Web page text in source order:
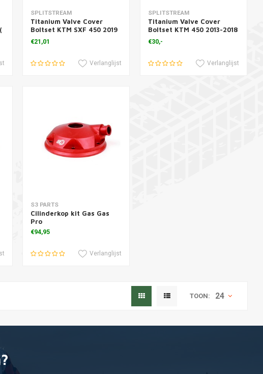
Meer informatie
SPLITSTREAM
Titanium Valve Cover
Boltset KTM SXF 450 2019
( 3 Pcs.)
€21,01
Verlanglijst
Meer informatie
SPLITSTREAM
Titanium Valve Cover
Boltset KTM 450 2013-2018
( 4 Pcs.)
€30,-
Verlanglijst
Toevoegen aan winkelwagen
S3 PARTS
Cilinderkop kit Gas Gas
Pro
€94,95
Verlanglijst
TOON: 24